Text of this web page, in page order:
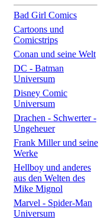
Bad Girl Comics
Cartoons und
Comicstrips
Conan und seine Welt
DC - Batman
Universum
Disney Comic
Universum
Drachen - Schwerter -
Ungeheuer
Frank Miller und seine
Werke
Hellboy und anderes
aus den Welten des
Mike Mignol
Marvel - Spider-Man
Universum